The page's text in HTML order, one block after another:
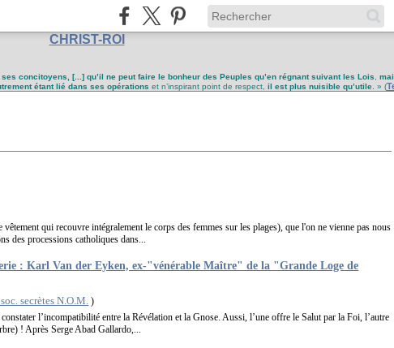
CHRIST-ROI
concitoyens, [...] qu’il ne peut faire le bonheur des Peuples qu’en régnant suivant les Lois
étant lié dans ses opérations et n’inspirant point de respect, il est plus nuisible qu’utile . » (
qui recouvre intégralement le corps des femmes sur les plages), que l'on ne vienne pas nous
des processions catholiques dans...
: Karl Van der Eyken, ex-"vénérable Maître" de la "Grande Loge de
secrètes N.O.M. )
l’incompatibilité entre la Révélation et la Gnose. Aussi, l’une offre le Salut par la Foi, l’autre
! Après Serge Abad Gallardo,...